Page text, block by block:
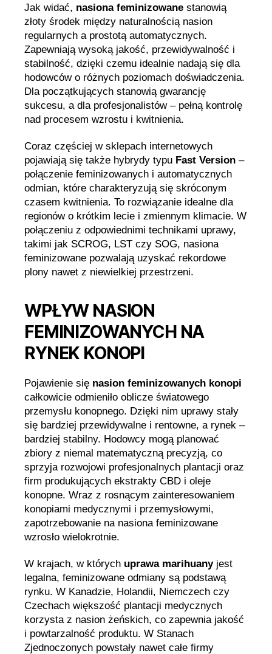
Jak widać, nasiona feminizowane stanowią
złoty środek między naturalnością nasion
regularnych a prostotą automatycznych.
Zapewniają wysoką jakość, przewidywalność i
stabilność, dzięki czemu idealnie nadają się dla
hodowców o różnych poziomach doświadczenia.
Dla początkujących stanowią gwarancję
sukcesu, a dla profesjonalistów – pełną kontrolę
nad procesem wzrostu i kwitnienia.
Coraz częściej w sklepach internetowych
pojawiają się także hybrydy typu Fast Version –
połączenie feminizowanych i automatycznych
odmian, które charakteryzują się skróconym
czasem kwitnienia. To rozwiązanie idealne dla
regionów o krótkim lecie i zmiennym klimacie. W
połączeniu z odpowiednimi technikami uprawy,
takimi jak SCROG, LST czy SOG, nasiona
feminizowane pozwalają uzyskać rekordowe
plony nawet z niewielkiej przestrzeni.
WPŁYW NASION
FEMINIZOWANYCH NA
RYNEK KONOPI
Pojawienie się nasion feminizowanych konopi
całkowicie odmieniło oblicze światowego
przemysłu konopnego. Dzięki nim uprawy stały
się bardziej przewidywalne i rentowne, a rynek –
bardziej stabilny. Hodowcy mogą planować
zbiory z niemal matematyczną precyzją, co
sprzyja rozwojowi profesjonalnych plantacji oraz
firm produkujących ekstrakty CBD i oleje
konopne. Wraz z rosnącym zainteresowaniem
konopiami medycznymi i przemysłowymi,
zapotrzebowanie na nasiona feminizowane
wzrosło wielokrotnie.
W krajach, w których uprawa marihuanyjest
legalna, feminizowane odmiany są podstawą
rynku. W Kanadzie, Holandii, Niemczech czy
Czechach większość plantacji medycznych
korzysta z nasion żeńskich, co zapewnia jakość
i powtarzalność produktu. W Stanach
Zjednoczonych powstały nawet całe firmy